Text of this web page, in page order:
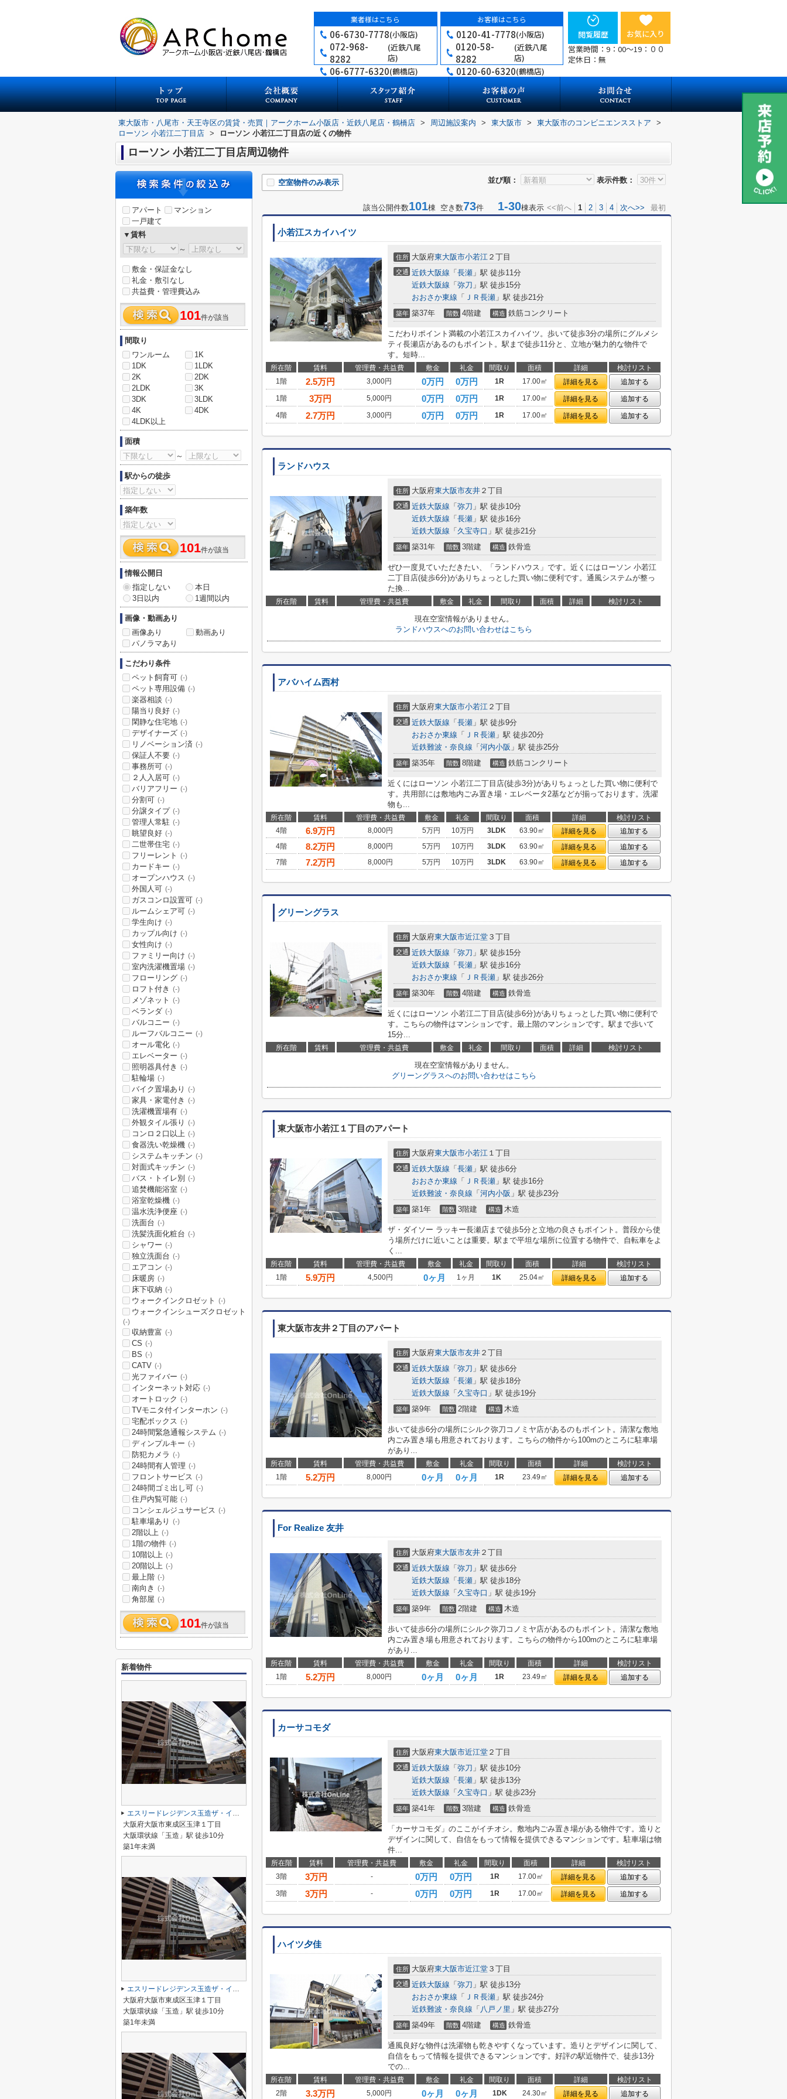
業者様はこちら
06-6730-7778(小阪店)
072-968-
8282
(近鉄八尾
店)
06-6777-6320(鶴橋店)
お客様はこちら
0120-41-7778(小阪店)
0120-58-
8282
(近鉄八尾
店)
0120-60-6320(鶴橋店)
閲覧履歴
お気に入り
営業時間：9：00～19：００
定休日：無
東大阪市・八尾市・天王寺区の賃貸・売買｜アークホーム小阪店・近鉄八尾店・鶴橋店 > 周辺施設案内 > 東大阪市 > 東大阪市のコンビニエンスストア
>
ローソン 小若江二丁目店 > ローソン 小若江二丁目店の近くの物件
ローソン 小若江二丁目店周辺物件
並び順： 表示件数：
空室物件のみ表示
該当公開件数101棟 空き数73件 1-30棟表示 <<前へ 1 2 3 4 次へ>> 最初
小若江スカイハイツ
住所 大阪府東大阪市小若江 ２丁目
交通 近鉄大阪線 「 長瀬 」駅 徒歩11分
近鉄大阪線 「 弥刀 」駅 徒歩15分
おおさか東線 「 ＪＲ長瀬 」駅 徒歩21分
築年 築37年 階数 4階建 構造 鉄筋コンクリート
こだわりポイント満載の小若江スカイハイツ。歩いて徒歩3分の場所にグルメシ
ティ長瀬店があるのもポイント。駅まで徒歩11分と、立地が魅力的な物件で
す。短時...
所在階 賃料 管理費・共益費 敷金 礼金 間取り 面積 詳細
検討リスト
1階
2.5万円 3,000円 0万円 0万円 1R 17.00㎡ 詳細を見る
追加する
1階
3万円 5,000円 0万円 0万円 1R 17.00㎡ 詳細を見る
追加する
4階
2.7万円 3,000円 0万円 0万円 1R 17.00㎡ 詳細を見る 追加する
ランドハウス
住所 大阪府東大阪市友井 ２丁目
交通 近鉄大阪線 「 弥刀 」駅 徒歩10分
近鉄大阪線 「 長瀬 」駅 徒歩16分
近鉄大阪線 「 久宝寺口 」駅 徒歩21分
築年 築31年 階数 3階建 構造 鉄骨造
ぜひ一度見ていただきたい、「ランドハウス」です。近くにはローソン 小若江
二丁目店(徒歩6分)がありちょっとした買い物に便利です。通風システムが整っ
た換...
所在階 賃料 管理費・共益費 敷金 礼金 間取り 面積 詳細 検討リスト
現在空室情報がありません。
ランドハウスへのお問い合わせはこちら
アバハイム西村
住所 大阪府東大阪市小若江 ２丁目
交通 近鉄大阪線 「 長瀬 」駅 徒歩9分
おおさか東線 「 ＪＲ長瀬 」駅 徒歩20分
近鉄難波・奈良線 「 河内小阪 」駅 徒歩25分
築年 築35年 階数 8階建 構造 鉄筋コンクリート
近くにはローソン 小若江二丁目店(徒歩3分)がありちょっとした買い物に便利で
す。共用部には敷地内ごみ置き場・エレベータ2基などが揃っております。洗濯
物も...
所在階 賃料 管理費・共益費 敷金 礼金 間取り 面積 詳細
検討リスト
4階
6.9万円 8,000円 5万円 10万円 3LDK 63.90㎡ 詳細を見る
追加する
4階
8.2万円 8,000円 5万円 10万円 3LDK 63.90㎡ 詳細を見る
追加する
7階
7.2万円 8,000円 5万円 10万円 3LDK 63.90㎡ 詳細を見る 追加する
グリーングラス
住所 大阪府東大阪市近江堂 ３丁目
交通 近鉄大阪線 「 弥刀 」駅 徒歩15分
近鉄大阪線 「 長瀬 」駅 徒歩16分
おおさか東線 「 ＪＲ長瀬 」駅 徒歩26分
築年 築30年 階数 4階建 構造 鉄骨造
近くにはローソン 小若江二丁目店(徒歩6分)がありちょっとした買い物に便利で
す。こちらの物件はマンションです。最上階のマンションです。駅まで歩いて
15分...
所在階 賃料 管理費・共益費 敷金 礼金 間取り 面積 詳細 検討リスト
現在空室情報がありません。
グリーングラスへのお問い合わせはこちら
東大阪市小若江１丁目のアパート
住所 大阪府東大阪市小若江 １丁目
交通 近鉄大阪線 「 長瀬 」駅 徒歩6分
おおさか東線 「 ＪＲ長瀬 」駅 徒歩16分
近鉄難波・奈良線 「 河内小阪 」駅 徒歩23分
築年 築1年 階数 3階建 構造 木造
ザ・ダイソー ラッキー長瀬店まで徒歩5分と立地の良さもポイント。普段から使
う場所だけに近いことは重要。駅まで平坦な場所に位置する物件で、自転車をよ
く...
所在階 賃料 管理費・共益費 敷金 礼金 間取り 面積 詳細
検討リスト
1階
5.9万円 4,500円 0ヶ月 1ヶ月 1K 25.04㎡ 詳細を見る 追加する
東大阪市友井２丁目のアパート
住所 大阪府東大阪市友井 ２丁目
交通 近鉄大阪線 「 弥刀 」駅 徒歩6分
近鉄大阪線 「 長瀬 」駅 徒歩18分
近鉄大阪線 「 久宝寺口 」駅 徒歩19分
築年 築9年 階数 2階建 構造 木造
歩いて徒歩6分の場所にシルク弥刀コノミヤ店があるのもポイント。清潔な敷地
内ごみ置き場も用意されております。こちらの物件から100mのところに駐車場
があり...
所在階 賃料 管理費・共益費 敷金 礼金 間取り 面積 詳細
検討リスト
1階
5.2万円 8,000円 0ヶ月 0ヶ月 1R 23.49㎡ 詳細を見る 追加する
For Realize 友井
住所 大阪府東大阪市友井 ２丁目
交通 近鉄大阪線 「 弥刀 」駅 徒歩6分
近鉄大阪線 「 長瀬 」駅 徒歩18分
近鉄大阪線 「 久宝寺口 」駅 徒歩19分
築年 築9年 階数 2階建 構造 木造
歩いて徒歩6分の場所にシルク弥刀コノミヤ店があるのもポイント。清潔な敷地
内ごみ置き場も用意されております。こちらの物件から100mのところに駐車場
があり...
所在階 賃料 管理費・共益費 敷金 礼金 間取り 面積 詳細
検討リスト
1階
5.2万円 8,000円 0ヶ月 0ヶ月 1R 23.49㎡ 詳細を見る 追加する
カーサコモダ
住所 大阪府東大阪市近江堂 ２丁目
交通 近鉄大阪線 「 弥刀 」駅 徒歩10分
近鉄大阪線 「 長瀬 」駅 徒歩13分
近鉄大阪線 「 久宝寺口 」駅 徒歩23分
築年 築41年 階数 3階建 構造 鉄骨造
「カーサコモダ」のここがイチオシ。敷地内ごみ置き場がある物件です。造りと
デザインに関して、自信をもって情報を提供できるマンションです。駐車場は物
件...
所在階 賃料 管理費・共益費 敷金 礼金 間取り 面積 詳細
検討リスト
3階
3万円 - 0万円 0万円 1R 17.00㎡ 詳細を見る
追加する
3階
3万円 - 0万円 0万円 1R 17.00㎡ 詳細を見る 追加する
ハイツ夕佳
住所 大阪府東大阪市近江堂 ３丁目
交通 近鉄大阪線 「 弥刀 」駅 徒歩13分
おおさか東線 「 ＪＲ長瀬 」駅 徒歩24分
近鉄難波・奈良線 「 八戸ノ里 」駅 徒歩27分
築年 築49年 階数 4階建 構造 鉄骨造
通風良好な物件は洗濯物も乾きやすくなっています。造りとデザインに関して、
自信をもって情報を提供できるマンションです。好評の駅近物件で、徒歩13分
での...
所在階 賃料 管理費・共益費 敷金 礼金 間取り 面積 詳細
検討リスト
2階
3.3万円 5,000円 0ヶ月 0ヶ月 1DK 24.30㎡ 詳細を見る 追加する
アパート
マンション
一戸建て
▼賃料
～
敷金・保証金なし
礼金・敷引なし
共益費・管理費込み
101件が該当
間取り
ワンルーム
1K
1DK
1LDK
2K
2DK
2LDK
3K
3DK
3LDK
4K
4DK
4LDK以上
面積
～
駅からの徒歩
築年数
101件が該当
情報公開日
指定しない
本日
3日以内
1週間以内
画像・動画あり
画像あり
動画あり
パノラマあり
こだわり条件
ペット飼育可 (-)
ペット専用設備 (-)
楽器相談 (-)
陽当り良好 (-)
閑静な住宅地 (-)
デザイナーズ (-)
リノベーション済 (-)
保証人不要 (-)
事務所可 (-)
２人入居可 (-)
バリアフリー (-)
分割可 (-)
分譲タイプ (-)
管理人常駐 (-)
眺望良好 (-)
二世帯住宅 (-)
フリーレント (-)
カードキー (-)
オープンハウス (-)
外国人可 (-)
ガスコンロ設置可 (-)
ルームシェア可 (-)
学生向け (-)
カップル向け (-)
女性向け (-)
ファミリー向け (-)
室内洗濯機置場 (-)
フローリング (-)
ロフト付き (-)
メゾネット (-)
ベランダ (-)
バルコニー (-)
ルーフバルコニー (-)
オール電化 (-)
エレベーター (-)
照明器具付き (-)
駐輪場 (-)
バイク置場あり (-)
家具・家電付き (-)
洗濯機置場有 (-)
外観タイル張り (-)
コンロ２口以上 (-)
食器洗い乾燥機 (-)
システムキッチン (-)
対面式キッチン (-)
バス・トイレ別 (-)
追焚機能浴室 (-)
浴室乾燥機 (-)
温水洗浄便座 (-)
洗面台 (-)
洗髪洗面化粧台 (-)
シャワー (-)
独立洗面台 (-)
エアコン (-)
床暖房 (-)
床下収納 (-)
ウォークインクロゼット (-)
ウォークインシューズクロゼット
(-)
収納豊富 (-)
CS (-)
BS (-)
CATV (-)
光ファイバー (-)
インターネット対応 (-)
オートロック (-)
TVモニタ付インターホン (-)
宅配ボックス (-)
24時間緊急通報システム (-)
ディンプルキー (-)
防犯カメラ (-)
24時間有人管理 (-)
フロントサービス (-)
24時間ゴミ出し可 (-)
住戸内覧可能 (-)
コンシェルジュサービス (-)
駐車場あり (-)
2階以上 (-)
1階の物件 (-)
10階以上 (-)
20階以上 (-)
最上階 (-)
南向き (-)
角部屋 (-)
101件が該当
新着物件
エスリードレジデンス玉造ザ・イースト
大阪府大阪市東成区玉津１丁目
大阪環状線「玉造」駅 徒歩10分
築1年未満
エスリードレジデンス玉造ザ・イースト
大阪府大阪市東成区玉津１丁目
大阪環状線「玉造」駅 徒歩10分
築1年未満